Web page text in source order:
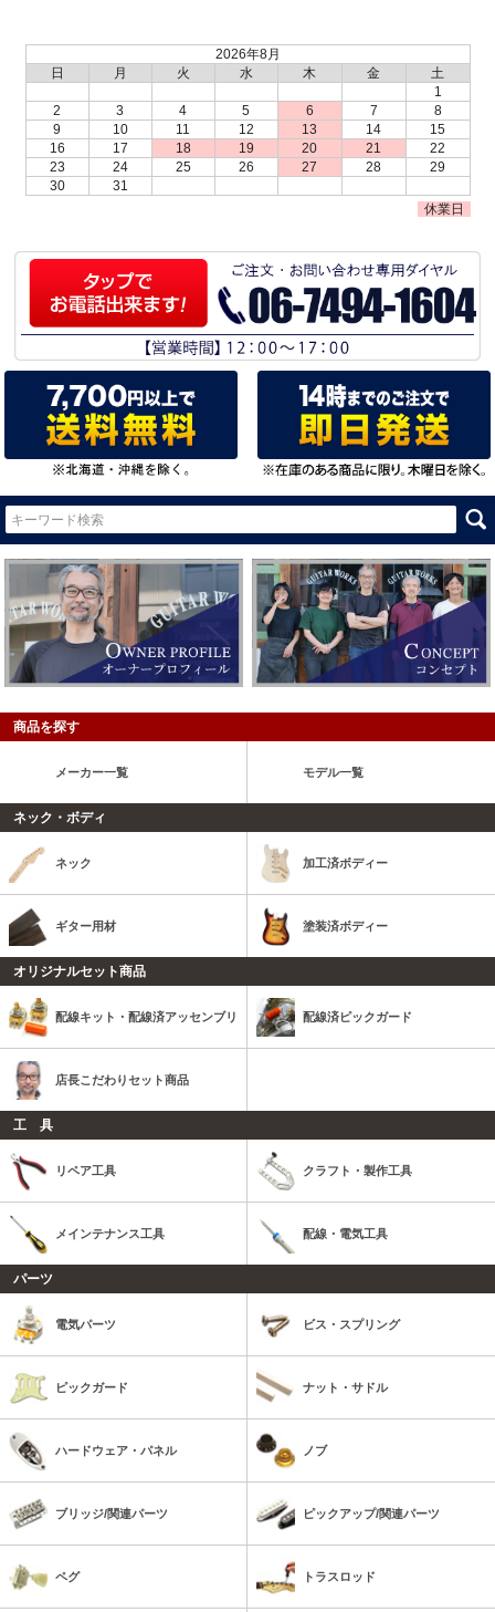
2026年8月
日
月 火 水 木 金
土
1
2
3 4 5 6 7
8
9
10 11 12 13 14
15
16
17 18 19 20 21
22
23
24 25 26 27 28
29
30
31
休業日
商品を探す
メーカー一覧 モデル一覧
ネック・ボディ
ネック 加工済ボディー
ギター用材 塗装済ボディー
オリジナルセット商品
配線キット・配線済アッセンブリ 配線済ピックガード
店長こだわりセット商品
工 具
リペア工具 クラフト・製作工具
メインテナンス工具 配線・電気工具
パーツ
電気パーツ ビス・スプリング
ピックガード ナット・サドル
ハードウェア・パネル ノブ
ブリッジ/関連パーツ ピックアップ/関連パーツ
ペグ トラスロッド